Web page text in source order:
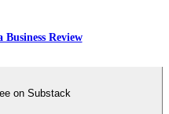
Review
on Substack